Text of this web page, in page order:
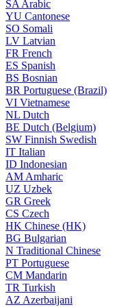
SA Arabic
YU Cantonese
SO Somali
LV Latvian
FR French
ES Spanish
BS Bosnian
BR Portuguese (Brazil)
VI Vietnamese
NL Dutch
BE Dutch (Belgium)
SW Finnish Swedish
IT Italian
ID Indonesian
AM Amharic
UZ Uzbek
GR Greek
CS Czech
HK Chinese (HK)
BG Bulgarian
N Traditional Chinese
PT Portuguese
CM Mandarin
TR Turkish
AZ Azerbaijani